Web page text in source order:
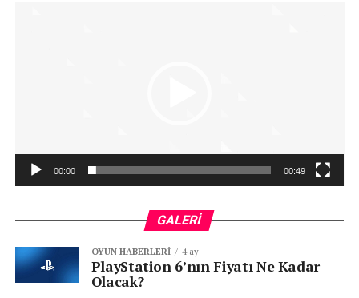
00:00 00:49
GALERI
OYUN HABERLERI 4 ay
PlayStation 6’nın Fiyatı Ne Kadar
Olacak?